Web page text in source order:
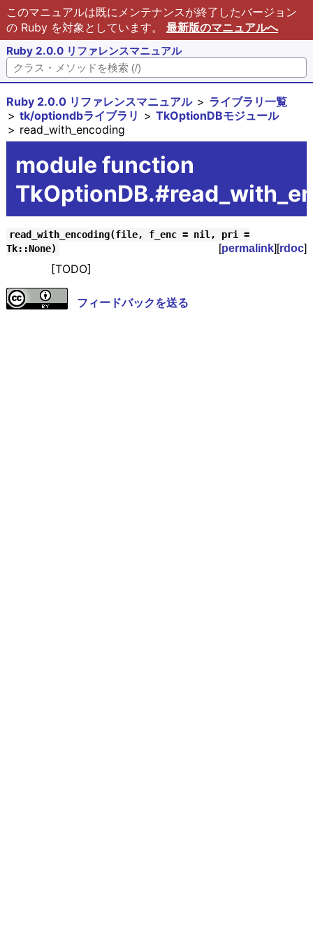
このマニュアルは既にメンテナンスが終了したバージョン
の Ruby を対象としています。 最新版のマニュアルへ
Ruby 2.0.0 リファレンスマニュアル
Ruby 2.0.0 リファレンスマニュアル
ライブラリ一覧
tk/optiondbライブラリ
TkOptionDBモジュール
read_with_encoding
module function
read_with_encoding(file, f_enc = nil, pri =
Tk::None)
[permalink][rdoc]
[TODO]
フィードバックを送る